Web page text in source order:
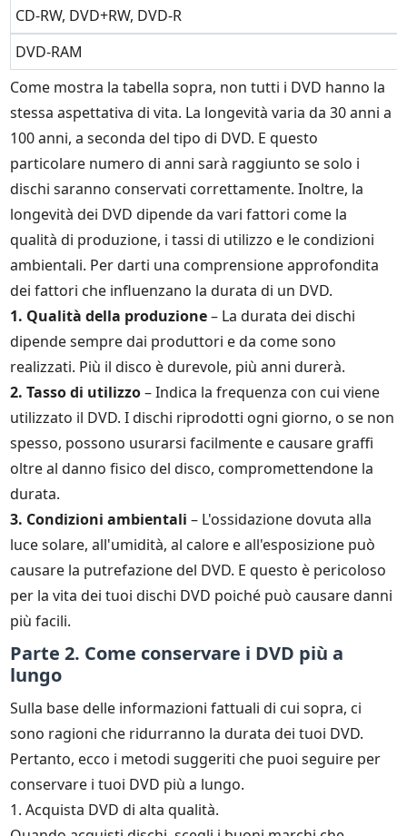
CD-RW, DVD+RW, DVD-R
DVD-RAM
Come mostra la tabella sopra, non tutti i DVD hanno la
stessa aspettativa di vita. La longevità varia da 30 anni a
100 anni, a seconda del tipo di DVD. E questo
particolare numero di anni sarà raggiunto se solo i
dischi saranno conservati correttamente. Inoltre, la
longevità dei DVD dipende da vari fattori come la
qualità di produzione, i tassi di utilizzo e le condizioni
ambientali. Per darti una comprensione approfondita
dei fattori che influenzano la durata di un DVD.
1. Qualità della produzione– La durata dei dischi
dipende sempre dai produttori e da come sono
realizzati. Più il disco è durevole, più anni durerà.
2. Tasso di utilizzo– Indica la frequenza con cui viene
utilizzato il DVD. I dischi riprodotti ogni giorno, o se non
spesso, possono usurarsi facilmente e causare graffi
oltre al danno fisico del disco, compromettendone la
durata.
3. Condizioni ambientali – L'ossidazione dovuta alla
luce solare, all'umidità, al calore e all'esposizione può
causare la putrefazione del DVD. E questo è pericoloso
per la vita dei tuoi dischi DVD poiché può causare danni
più facili.
Parte 2. Come conservare i DVD più a
lungo
Sulla base delle informazioni fattuali di cui sopra, ci
sono ragioni che ridurranno la durata dei tuoi DVD.
Pertanto, ecco i metodi suggeriti che puoi seguire per
conservare i tuoi DVD più a lungo.
1. Acquista DVD di alta qualità.